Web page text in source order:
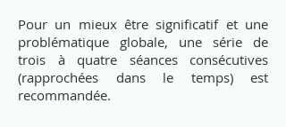
Pour un mieux être significatif et une
problématique globale, une série de
trois à quatre séances consécutives
(rapprochées dans le temps) est
recommandée.